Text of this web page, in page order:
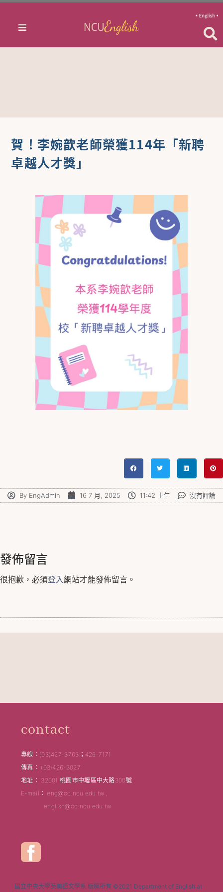
賀！李婉歆老師榮獲114年「新聘
卓越人才獎」
By EngAdmin 16 7 月, 2025 11:42 上午 沒有評論
發佈留言
很抱歉，必須登入網站才能發佈留言。
contact
專線：(03)427-3763；426-7171
傳真： (03)426-3027
地址： 32001 桃園市中壢區中大路300號
E-mail： eng@cc.ncu.edu.tw ,
english@cc.ncu.edu.tw
國立中央大學英美語文學系 版權所有 ©2021 Department of English at